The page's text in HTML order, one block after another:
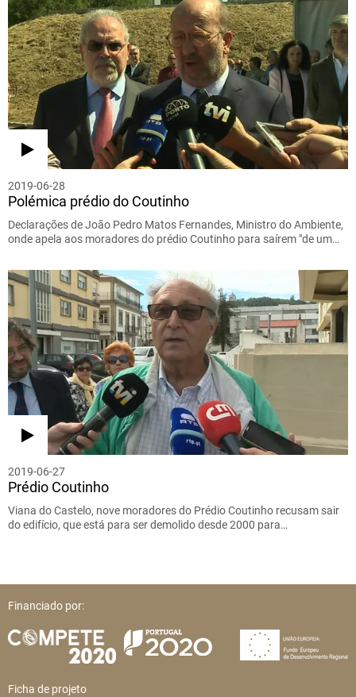
2019-06-28
Polémica prédio do Coutinho
Declarações de João Pedro Matos Fernandes, Ministro do Ambiente,
onde apela aos moradores do prédio Coutinho para saírem "de um…
2019-06-27
Prédio Coutinho
Viana do Castelo, nove moradores do Prédio Coutinho recusam sair
do edifício, que está para ser demolido desde 2000 para…
Financiado por:
Ficha de projeto